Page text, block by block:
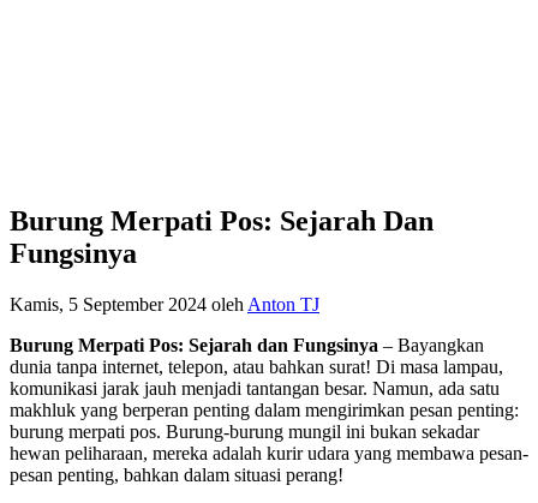
Burung Merpati Pos: Sejarah Dan
Fungsinya
Kamis, 5 September 2024 oleh Anton TJ
Burung Merpati Pos: Sejarah dan Fungsinya – Bayangkan
dunia tanpa internet, telepon, atau bahkan surat! Di masa lampau,
komunikasi jarak jauh menjadi tantangan besar. Namun, ada satu
makhluk yang berperan penting dalam mengirimkan pesan penting:
burung merpati pos. Burung-burung mungil ini bukan sekadar
hewan peliharaan, mereka adalah kurir udara yang membawa pesan-
pesan penting, bahkan dalam situasi perang!